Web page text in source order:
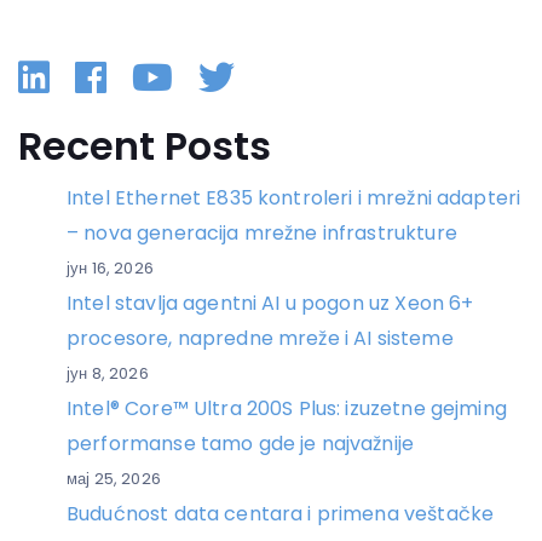
Linkedin
Facebook
YouTube
Twitter
Recent Posts
Intel Ethernet E835 kontroleri i mrežni adapteri
– nova generacija mrežne infrastrukture
јун 16, 2026
Intel stavlja agentni AI u pogon uz Xeon 6+
procesore, napredne mreže i AI sisteme
јун 8, 2026
Intel® Core™ Ultra 200S Plus: izuzetne gejming
performanse tamo gde je najvažnije
мај 25, 2026
Budućnost data centara i primena veštačke